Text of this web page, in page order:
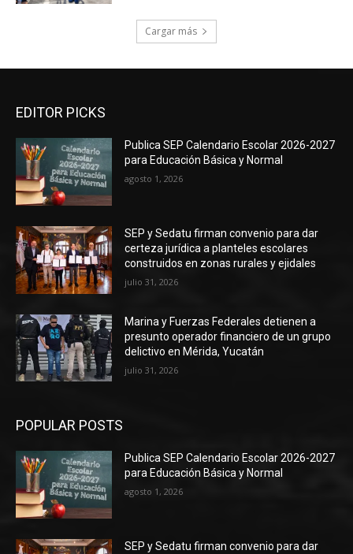
Cargar más
EDITOR PICKS
Publica SEP Calendario Escolar 2026-2027
para Educación Básica y Normal
agosto 1, 2026
SEP y Sedatu firman convenio para dar
certeza jurídica a planteles escolares
construidos en zonas rurales y ejidales
julio 31, 2026
Marina y Fuerzas Federales detienen a
presunto operador financiero de un grupo
delictivo en Mérida, Yucatán
julio 31, 2026
POPULAR POSTS
Publica SEP Calendario Escolar 2026-2027
para Educación Básica y Normal
agosto 1, 2026
SEP y Sedatu firman convenio para dar